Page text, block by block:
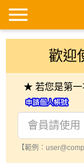
歡迎
★ 若您是第一
【範例：